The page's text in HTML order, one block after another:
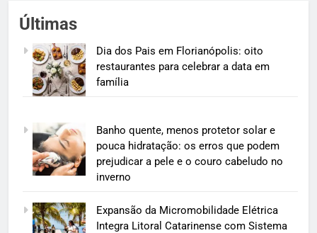
Últimas
Dia dos Pais em Florianópolis: oito
restaurantes para celebrar a data em
família
Banho quente, menos protetor solar e
pouca hidratação: os erros que podem
prejudicar a pele e o couro cabeludo no
inverno
Expansão da Micromobilidade Elétrica
Integra Litoral Catarinense com Sistema